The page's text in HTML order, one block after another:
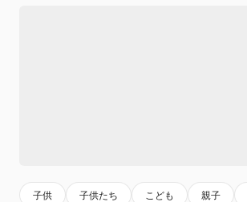
子供 子供たち こども 親子